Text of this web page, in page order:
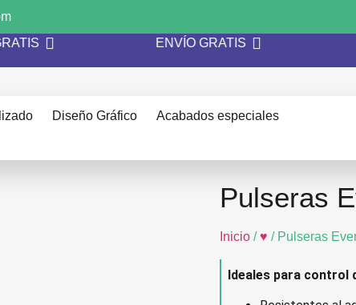
ENVÍO GRATIS
Diseño Gráfico
Acabados especiales
Pulseras
Inicio /♥ / Pulseras
Ideales para control